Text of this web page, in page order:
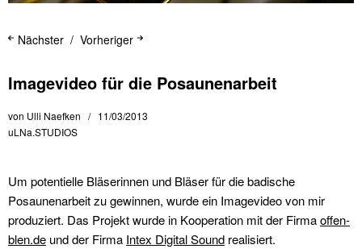
Vorheriger
Nächster
Imagevideo für die Posaunenarbeit
von Ulli Naefken
11/03/2013
uLNa.STUDIOS
Um potentielle Bläserinnen und Bläser für die badische
Posaunenarbeit zu gewinnen, wurde ein Imagevideo von mir
produziert. Das Projekt wurde in Kooperation mit der Firmaoffen-
blen.de und der Firma Intex Digital Sound realisiert.